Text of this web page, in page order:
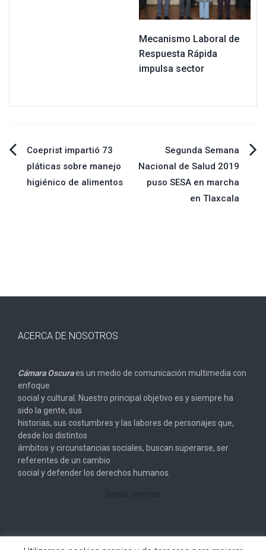
Mecanismo Laboral de
Respuesta Rápida
impulsa sector
Navegación
de
Coeprist impartió 73
pláticas sobre manejo
higiénico de alimentos
Segunda Semana
Nacional de Salud 2019
puso SESA en marcha
en Tlaxcala
ACERCA DE NOSOTROS
Cámara Oscuraes un medio de comunicación multimedia con
enfoque
social y cultural. Nuestro principal objetivo es y siempre ha
sido la gente, sus
historias, sus costumbres y las labores de personajes que,
desde los distintos
ámbitos y circunstancias sociales, buscan superarse, ser
referentes de un cambio
social y defender los derechos humanos.